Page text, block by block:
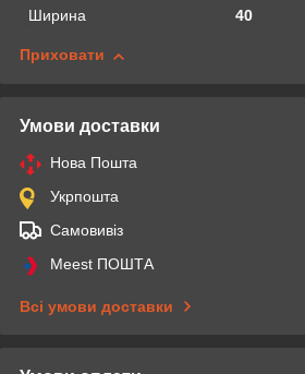
Ширина
40
Приховати
Умови доставки
Нова Пошта
Укрпошта
Самовивіз
Meest ПОШТА
Всі умови доставки